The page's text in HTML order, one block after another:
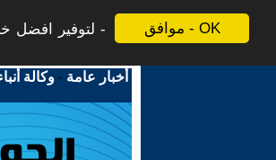
موافق - OK
لتوفير افضل
أخبار عامة -وكالة